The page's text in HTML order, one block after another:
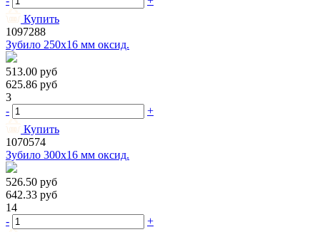
Купить
1097288
Зубило 250х16 мм оксид.
513.00 руб
625.86 руб
3
-
+
Купить
1070574
Зубило 300х16 мм оксид.
526.50 руб
642.33 руб
14
-
+